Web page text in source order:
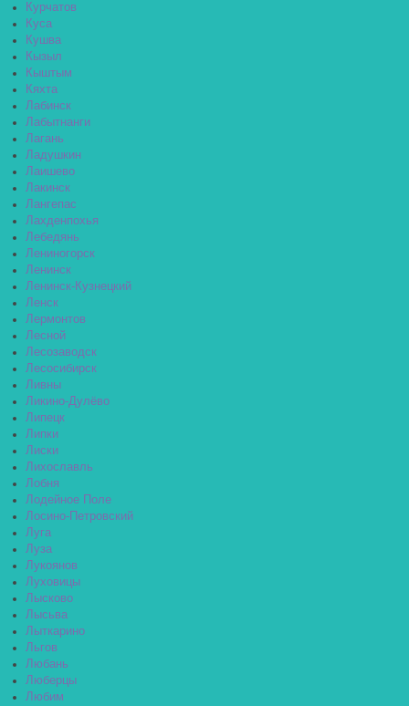
Курчатов
Куса
Кушва
Кызыл
Кыштым
Кяхта
Лабинск
Лабытнанги
Лагань
Ладушкин
Лаишево
Лакинск
Лангепас
Лахденпохья
Лебедянь
Лениногорск
Ленинск
Ленинск-Кузнецкий
Ленск
Лермонтов
Лесной
Лесозаводск
Лесосибирск
Ливны
Ликино-Дулёво
Липецк
Липки
Лиски
Лихославль
Лобня
Лодейное Поле
Лосино-Петровский
Луга
Луза
Лукоянов
Луховицы
Лысково
Лысьва
Лыткарино
Льгов
Любань
Люберцы
Любим